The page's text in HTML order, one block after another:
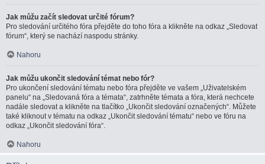
Jak můžu začít sledovat určité fórum?
Pro sledování určitého fóra přejděte do toho fóra a klikněte na odkaz „Sledovat
fórum“, který se nachází naspodu stránky.
Nahoru
Jak můžu ukončit sledování témat nebo fór?
Pro ukončení sledování tématu nebo fóra přejděte ve vašem „Uživatelském
panelu“ na „Sledovaná fóra a témata“, zatrhněte témata a fóra, která nechcete
nadále sledovat a klikněte na tlačítko „Ukončit sledování označených“. Můžete
také kliknout v tématu na odkaz „Ukončit sledování tématu“ nebo ve fóru na
odkaz „Ukončit sledování fóra“.
Nahoru